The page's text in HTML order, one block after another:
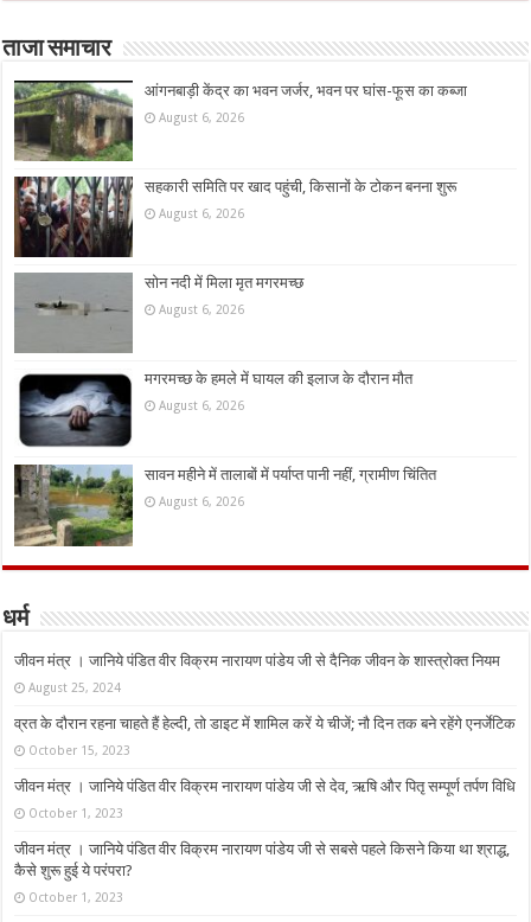
ताजा समाचार
आंगनबाड़ी केंद्र का भवन जर्जर, भवन पर घांस-फूस का कब्जा
August 6, 2026
सहकारी समिति पर खाद पहुंची, किसानों के टोकन बनना शुरू
August 6, 2026
सोन नदी में मिला मृत मगरमच्छ
August 6, 2026
मगरमच्छ के हमले में घायल की इलाज के दौरान मौत
August 6, 2026
सावन महीने में तालाबों में पर्याप्त पानी नहीं, ग्रामीण चिंतित
August 6, 2026
धर्म
जीवन मंत्र । जानिये पंडित वीर विक्रम नारायण पांडेय जी से दैनिक जीवन के शास्त्रोक्त नियम
August 25, 2024
व्रत के दौरान रहना चाहते हैं हेल्दी, तो डाइट में शामिल करें ये चीजें; नौ दिन तक बने रहेंगे एनर्जेटिक
October 15, 2023
जीवन मंत्र । जानिये पंडित वीर विक्रम नारायण पांडेय जी से देव, ऋषि और पितृ सम्पूर्ण तर्पण विधि
October 1, 2023
जीवन मंत्र । जानिये पंडित वीर विक्रम नारायण पांडेय जी से सबसे पहले किसने किया था श्राद्ध,
कैसे शुरू हुई ये परंपरा?
October 1, 2023